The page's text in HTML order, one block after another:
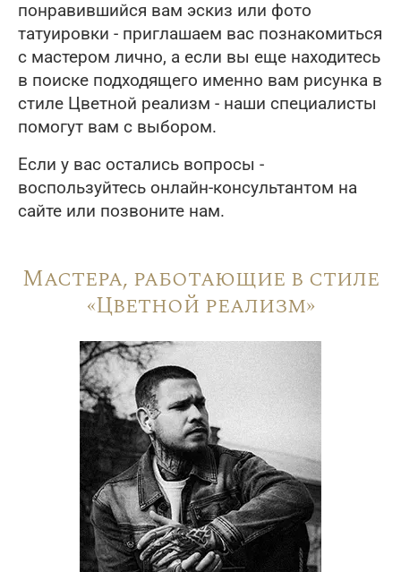
понравившийся вам эскиз или фото
татуировки - приглашаем вас познакомиться
с мастером лично, а если вы еще находитесь
в поиске подходящего именно вам рисунка в
стиле Цветной реализм - наши специалисты
помогут вам с выбором.
Если у вас остались вопросы -
воспользуйтесь онлайн-консультантом на
сайте или позвоните нам.
Мастера, работающие в стиле
«Цветной реализм»